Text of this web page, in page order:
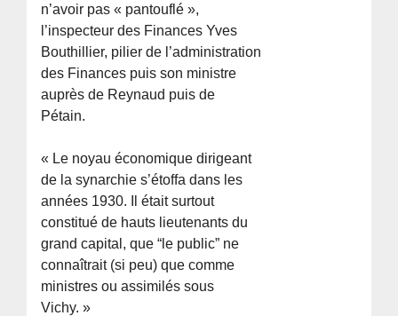
n’avoir pas « pantouflé »,
l’inspecteur des Finances Yves
Bouthillier, pilier de l’administration
des Finances puis son ministre
auprès de Reynaud puis de
Pétain.
« Le noyau économique dirigeant
de la synarchie s’étoffa dans les
années 1930. Il était surtout
constitué de hauts lieutenants du
grand capital, que “le public” ne
connaîtrait (si peu) que comme
ministres ou assimilés sous
Vichy. »